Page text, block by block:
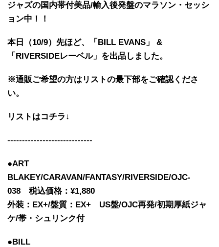
ジャズの国内帯付美品/輸入後発盤のマラソン・セッシ
ョン中！！
本日（10/9）先ほど、「BILL EVANS」 &
「RIVERSIDEレーベル」を出品しました。
※通販ご希望の方はリストの最下部をご確認くださ
い。
リストはコチラ↓
-----------------------------
●ART
BLAKEY/CARAVAN/FANTASY/RIVERSIDE/OJC-
038 税込価格：¥1,880
外装：EX+/盤質：EX+ US盤/OJC再発/初期厚紙ジャ
ケ/帯・シュリンク付
●BILL